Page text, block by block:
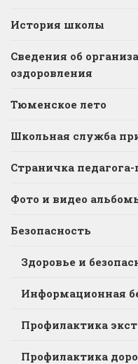
История школы
Сведения об
оздоровления
Тюменское лето
Школьная служба
Страничка
Фото и видео
Безопасность
Здоровье и
Информационная
Профилактика
Профилактика